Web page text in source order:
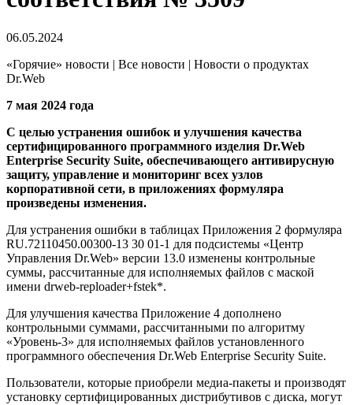
06.05.2024
«Горячие» новости | Все новости | Новости о продуктах
Dr.Web
7 мая 2024 года
С целью устранения ошибок и улучшения качества
сертифицированного программного изделия Dr.Web
Enterprise Security Suite, обеспечивающего антивирусную
защиту, управление и мониторинг всех узлов
корпоративной сети, в приложениях формуляра
произведены изменения.
Для устранения ошибки в таблицах Приложения 2 формуляра
RU.72110450.00300-13 30 01-1 для подсистемы «Центр
Управления Dr.Web» версии 13.0 изменены контрольные
суммы, рассчитанные для исполняемых файлов с маской
имени drweb-reploader+fstek*.
Для улучшения качества Приложение 4 дополнено
контрольными суммами, рассчитанными по алгоритму
«Уровень-3» для исполняемых файлов установленного
программного обеспечения Dr.Web Enterprise Security Suite.
Пользователи, которые приобрели медиа-пакеты и производят
установку сертифицированных дистрибутивов с диска, могут